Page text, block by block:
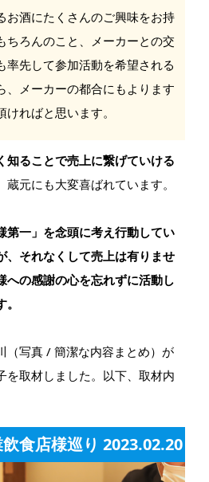
お酒にたくさんのご興味をお持
ちろんのこと、メーカーとの交
率先して参加活動を希望される
、メーカーの都合にもよります
ればと思います。
知ることで売上に繋げていける
元にも大変喜ばれています。
第一」を念頭に考え行動してい
、それなくして売上は有りませ
への感謝の心を忘れずに活動し
（写真 / 簡潔な内容まとめ）が
を取材しました。以下、取材内
食店様巡り 2023.02.20